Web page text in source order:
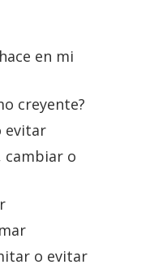
en mi
creyente?
evitar
o
o evitar